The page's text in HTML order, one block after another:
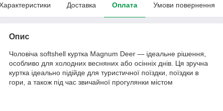
Доставка Оплата Умови повернення
Опис
Чоловіча softshell куртка Magnum Deer — ідеальне рішення,
особливо для холодних весняних або осінніх днів. Ця зручна
куртка ідеально підійде для туристичної поїздки, поїздки в
гори, а також під час звичайної прогулянки містом